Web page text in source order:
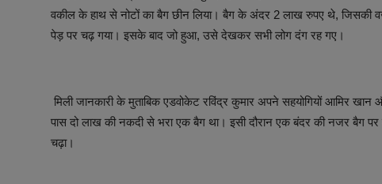
वकील के हाथ से नोटों का बैग छीन लिया। बैग के अंदर 2 लाख रुपए थे,
पेड़ पर चढ़ गया। इसके बाद जो हुआ, उसे देखकर सभी लोग दंग रह गए।
मिली जानकारी के मुताबिक एडवोकेट रविंद्र कुमार अपने सहयोगियों आमिर
पास दो लाख की नकदी से भरा एक बैग था। इसी दौरान एक बंदर की नजर बैग
चढ़ा।